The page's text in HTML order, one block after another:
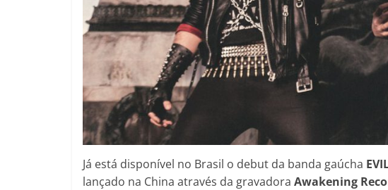
Já está disponível no Brasil o debut da banda gaúcha
lançado na China através da gravadora Awakening